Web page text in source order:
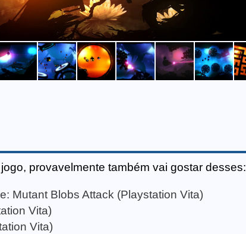
provavelmente também vai gostar desses:
Mutant Blobs Attack (Playstation Vita)
Vita)
Vita)